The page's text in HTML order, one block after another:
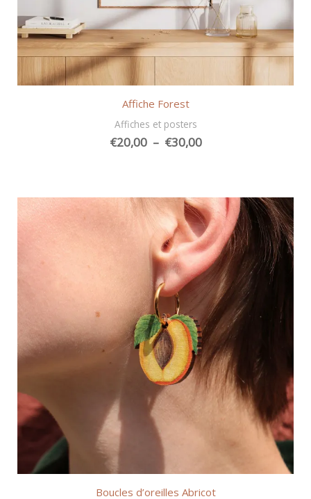
Affiche Forest
Affiches et posters
€20,00 – €30,00Plage
à
€30,00
Boucles d’oreilles Abricot